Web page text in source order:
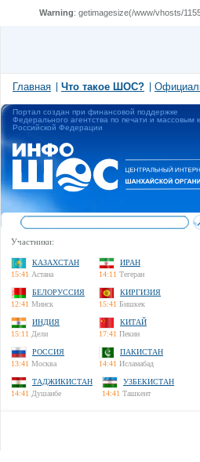
Warning: getimagesize(/www/vhosts/
Главная Что такое ШОС?
Портал создан при финансовой поддержке
Федерального агентства по печати и массовым
Российской Федерации
Участники:
КАЗАХСТАН
15:41 Астана
ИРАН
14:11 Тегеран
БЕЛОРУССИЯ
12:41 Минск
КИРГИЗИЯ
15:41 Бишкек
ИНДИЯ
15:11 Дели
КИТАЙ
17:41 Пекин
РОССИЯ
13:41 Москва
ПАКИСТАН
14:41 Исламабад
ТАДЖИКИСТАН
14:41 Душанбе
УЗБЕКИСТАН
14:41 Ташкент